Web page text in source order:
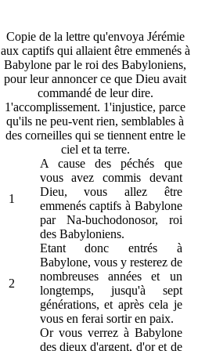
Copie de la lettre qu'envoya Jérémie
aux captifs qui allaient être emmenés à
Babylone par le roi des Babyloniens,
pour leur annoncer ce que Dieu avait
commandé de leur dire.
1'accomplissement. 1'injustice, parce
qu'ils ne peu-vent rien, semblables à
des corneilles qui se tiennent entre le
ciel et ta terre.
1
A cause des péchés que
vous avez commis devant
Dieu, vous allez être
emmenés captifs à Babylone
par Na-buchodonosor, roi
des Babyloniens.
2
Etant donc entrés à
Babylone, vous y resterez de
nombreuses années et un
longtemps, jusqu'à sept
générations, et après cela je
vous en ferai sortir en paix.
Or vous verrez à Babylone
des dieux d'argent, d'or et de